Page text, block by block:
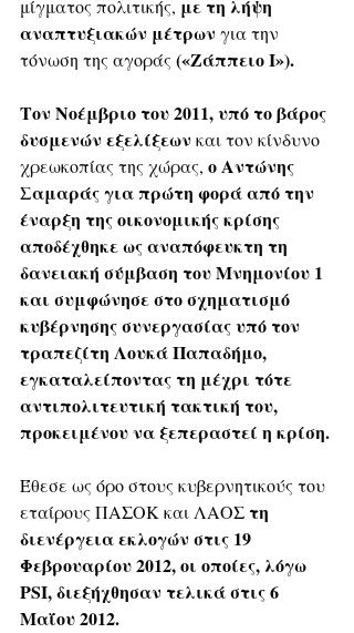
μίγματος πολιτικής, με τη λήψη
αναπτυξιακών μέτρων για την
τόνωση της αγοράς («Ζάππειο Ι»).
Τον Νοέμβριο του 2011, υπό το βάρος
δυσμενών εξελίξεων και τον κίνδυνο
χρεωκοπίας της χώρας, ο Αντώνης
Σαμαράς για πρώτη φορά από την
έναρξη της οικονομικής κρίσης
αποδέχθηκε ως αναπόφευκτη τη
δανειακή σύμβαση του Μνημονίου 1
και συμφώνησε στο σχηματισμό
κυβέρνησης συνεργασίας υπό τον
τραπεζίτη Λουκά Παπαδήμο,
εγκαταλείποντας τη μέχρι τότε
αντιπολιτευτική τακτική του,
προκειμένου να ξεπεραστεί η κρίση.
Έθεσε ως όρο στους κυβερνητικούς του
εταίρους ΠΑΣΟΚ και ΛΑΟΣ τη
διενέργεια εκλογών στις 19
Φεβρουαρίου 2012, οι οποίες, λόγω
PSI, διεξήχθησαν τελικά στις 6
Μαΐου 2012.